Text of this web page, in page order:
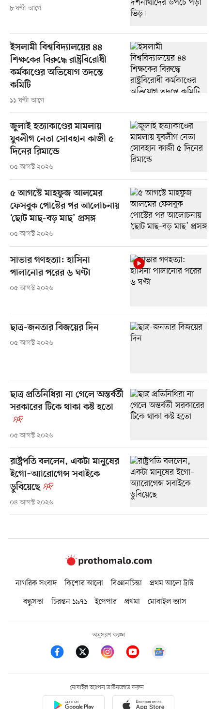
৮ ঘণ্টা আগে
ইসলামী বিশ্ববিদ্যালয়ের ৪৪
শিক্ষকের বিরুদ্ধে রাষ্ট্রবিরোধী
কর্মকাণ্ডের অভিযোগ তদন্তে
কমিটি
১১ ঘণ্টা আগে
জুলাই হত্যাকাণ্ডের মামলায়
যুবলীগ নেতা সোবহান কাজী ৫
দিনের রিমান্ডে
০৫ আগস্ট ২০২৬
৫ আগস্টে মাহফুজ আলমের
ফেসবুক পোস্টের পর আলোচনায়
‘ছোট মাছ-বড় মাছ’ প্রসঙ্গ
০৫ আগস্ট ২০২৬
সাভার গণহত্যা: হাসিনা
পালানোর পরের ৬ ঘণ্টা
০৫ আগস্ট ২০২৬
ছাত্র-জনতার বিজয়ের দিন
০৫ আগস্ট ২০২৬
ছাত্র প্রতিনিধিরা না গেলে অন্তর্বর্তী
সরকারের টিকে থাকা কষ্ট হতো
০৫ আগস্ট ২০২৬
রাষ্ট্রপতি বললেন, একটা মানুষের
ইগো–অ্যারোগেন্স সবাইকে
ডুবিয়েছে
০৪ আগস্ট ২০২৬
নাগরিক সংবাদ কিশোর আলো বিজ্ঞানচিন্তা
প্রথম আলো ট্রাস্ট
বন্ধুসভা
চিরন্তন ১৯৭১ ইপেপার প্রথমা মোবাইল ভ্যাস
অনুসরণ করুন
মোবাইল অ্যাপস ডাউনলোড করুন